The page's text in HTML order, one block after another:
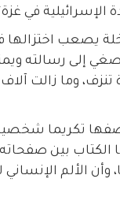
الإسرائيلية في
يصعب
إلى رسالته
تنزف، وما زالت
تكريما شخصيا،
الكتاب بين
الألم الإنساني